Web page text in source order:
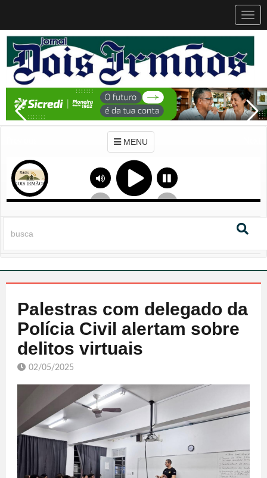
MENU
Palestras com delegado da
Polícia Civil alertam sobre
delitos virtuais
02/05/2025